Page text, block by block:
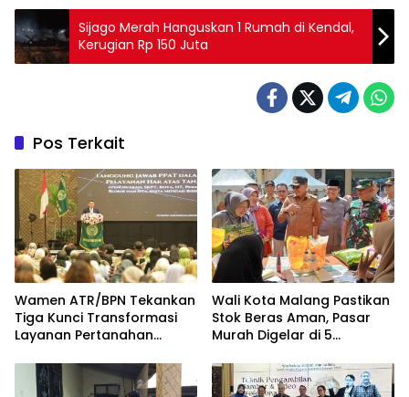
Sijago Merah Hanguskan 1 Rumah di Kendal,
Kerugian Rp 150 Juta
Pos Terkait
Wamen ATR/BPN Tekankan
Tiga Kunci Transformasi
Layanan Pertanahan
IPPAT
Wali Kota Malang Pastikan
Stok Beras Aman, Pasar
Murah Digelar di 5